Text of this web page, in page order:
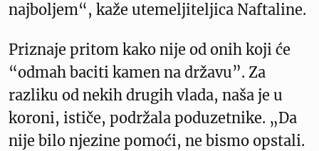
najboljem“, kaže utemeljiteljica Naftaline.
Priznaje pritom kako nije od onih koji će
“odmah baciti kamen na državu”. Za
razliku od nekih drugih vlada, naša je u
koroni, ističe, podržala poduzetnike. „Da
nije bilo njezine pomoći, ne bismo opstali.